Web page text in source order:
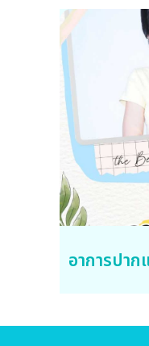
อาการปา